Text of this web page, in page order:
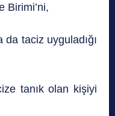
Birimi’ni,
da taciz uyguladığı
tanık olan kişiyi